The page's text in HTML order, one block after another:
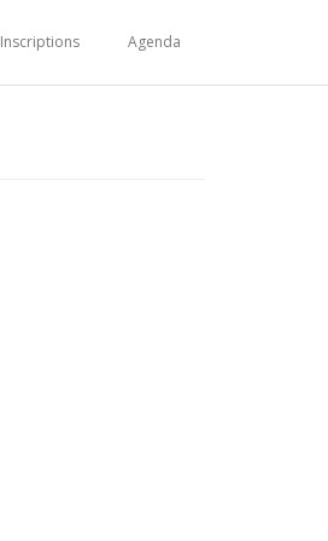
Inscriptions Agenda